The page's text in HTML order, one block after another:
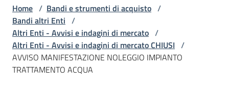
telematici
L'Agenzia
Home / Bandi e strumenti di acquisto /
Bandi altri Enti /
Altri Enti - Avvisi e indagini di mercato /
Altri Enti - Avvisi e indagini di mercato CHIUSI /
AVVISO MANIFESTAZIONE NOLEGGIO IMPIANTO
TRATTAMENTO ACQUA